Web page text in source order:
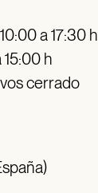
a 17:30 h
h
cerrado